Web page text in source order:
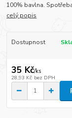
100% bavlna.
celý popis
Dostupnost
35 Kč/ks
28,93 Kč bez DPH